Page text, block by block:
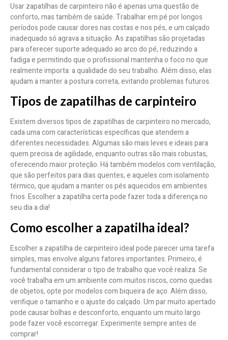
Usar zapatilhas de carpinteiro não é apenas uma questão de
conforto, mas também de saúde. Trabalhar em pé por longos
períodos pode causar dores nas costas e nos pés, e um calçado
inadequado só agrava a situação. As zapatilhas são projetadas
para oferecer suporte adequado ao arco do pé, reduzindo a
fadiga e permitindo que o profissional mantenha o foco no que
realmente importa: a qualidade do seu trabalho. Além disso, elas
ajudam a manter a postura correta, evitando problemas futuros.
Tipos de zapatilhas de carpinteiro
Existem diversos tipos de zapatilhas de carpinteiro no mercado,
cada uma com características específicas que atendem a
diferentes necessidades. Algumas são mais leves e ideais para
quem precisa de agilidade, enquanto outras são mais robustas,
oferecendo maior proteção. Há também modelos com ventilação,
que são perfeitos para dias quentes, e aqueles com isolamento
térmico, que ajudam a manter os pés aquecidos em ambientes
frios. Escolher a zapatilha certa pode fazer toda a diferença no
seu dia a dia!
Como escolher a zapatilha ideal?
Escolher a zapatilha de carpinteiro ideal pode parecer uma tarefa
simples, mas envolve alguns fatores importantes. Primeiro, é
fundamental considerar o tipo de trabalho que você realiza. Se
você trabalha em um ambiente com muitos riscos, como quedas
de objetos, opte por modelos com biqueira de aço. Além disso,
verifique o tamanho e o ajuste do calçado. Um par muito apertado
pode causar bolhas e desconforto, enquanto um muito largo
pode fazer você escorregar. Experimente sempre antes de
comprar!